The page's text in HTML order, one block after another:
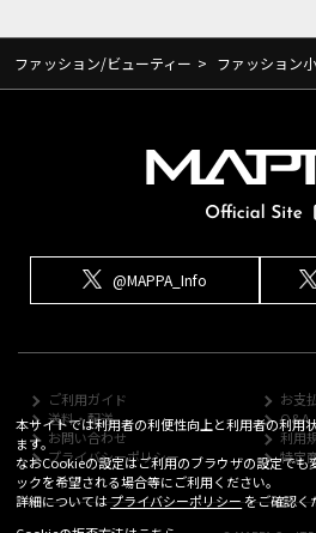
ファッション/ビューティー > ファッション
@MAPPA_Info
ご利用ガイド
お支
送料・配送
Q&A
お問い合わせ
利用
プライバシーポリシー
特定
本サイトでは利用者の利便性向上と利用者の利用
ます。
なおCookieの設定はご利用のブラウザの設定でも
ックを希望される場合等にご利用ください。
詳細についてはプライバシーポリシーをご確認く